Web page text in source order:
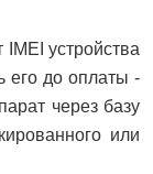
устройства
его до оплаты -
через базу
или